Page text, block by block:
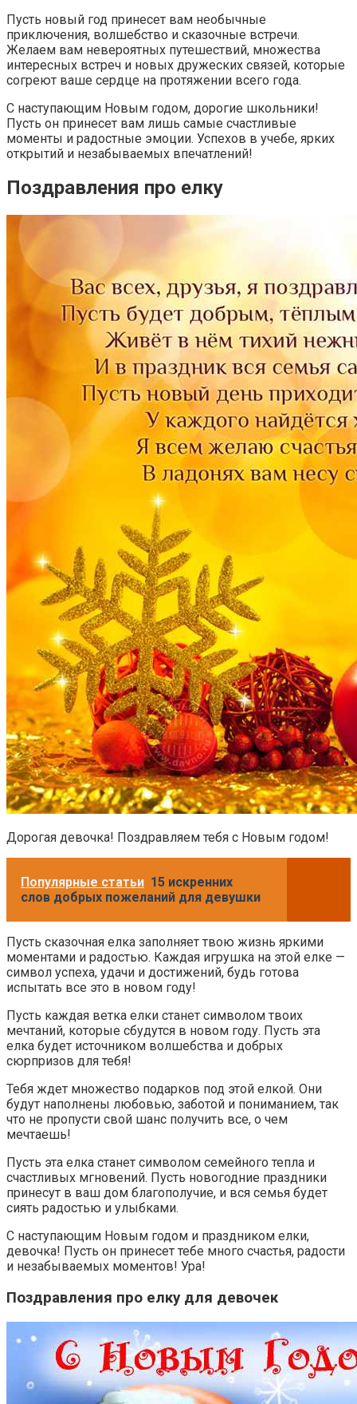
Пусть новый год принесет вам необычные
приключения, волшебство и сказочные встречи.
Желаем вам невероятных путешествий, множества
интересных встреч и новых дружеских связей, которые
согреют ваше сердце на протяжении всего года.
С наступающим Новым годом, дорогие школьники!
Пусть он принесет вам лишь самые счастливые
моменты и радостные эмоции. Успехов в учебе, ярких
открытий и незабываемых впечатлений!
Поздравления про елку
Дорогая девочка! Поздравляем тебя с Новым годом!
Популярные статьи 15 искренних
слов добрых пожеланий для девушки
Пусть сказочная елка заполняет твою жизнь яркими
моментами и радостью. Каждая игрушка на этой елке —
символ успеха, удачи и достижений, будь готова
испытать все это в новом году!
Пусть каждая ветка елки станет символом твоих
мечтаний, которые сбудутся в новом году. Пусть эта
елка будет источником волшебства и добрых
сюрпризов для тебя!
Тебя ждет множество подарков под этой елкой. Они
будут наполнены любовью, заботой и пониманием, так
что не пропусти свой шанс получить все, о чем
мечтаешь!
Пусть эта елка станет символом семейного тепла и
счастливых мгновений. Пусть новогодние праздники
принесут в ваш дом благополучие, и вся семья будет
сиять радостью и улыбками.
С наступающим Новым годом и праздником елки,
девочка! Пусть он принесет тебе много счастья, радости
и незабываемых моментов! Ура!
Поздравления про елку для девочек